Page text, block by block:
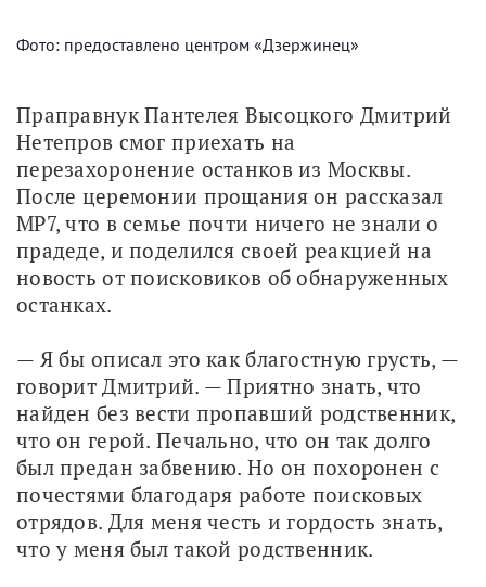
Фото: предоставлено центром «Дзержинец»
Праправнук Пантелея Высоцкого Дмитрий
Нетепров смог приехать на
перезахоронение останков из Москвы.
После церемонии прощания он рассказал
МР7, что в семье почти ничего не знали о
прадеде, и поделился своей реакцией на
новость от поисковиков об обнаруженных
останках.
— Я бы описал это как благостную грусть, —
говорит Дмитрий. — Приятно знать, что
найден без вести пропавший родственник,
что он герой. Печально, что он так долго
был предан забвению. Но он похоронен с
почестями благодаря работе поисковых
отрядов. Для меня честь и гордость знать,
что у меня был такой родственник.